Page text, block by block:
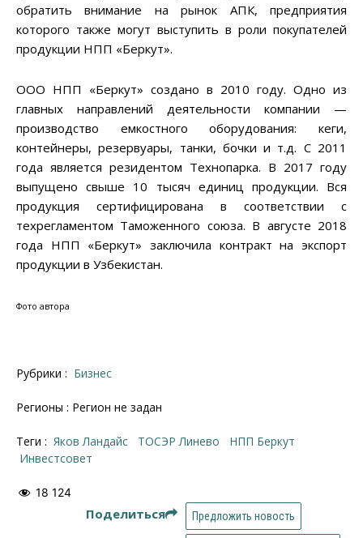
обратить внимание на рынок АПК, предприятия
которого также могут выступить в роли покупателей
продукции НПП «Беркут».
ООО НПП «Беркут» создано в 2010 году. Одно из
главных направлений деятельности компании —
производство емкостного оборудования: кеги,
контейнеры, резервуары, танки, бочки и т.д. С 2011
года является резидентом Технопарка. В 2017 году
выпущено свыше 10 тысяч единиц продукции. Вся
продукция сертифицирована в соответствии с
техрегламентом Таможенного союза. В августе 2018
года НПП «Беркут» заключила контракт на экспорт
продукции в Узбекистан.
Фото автора
Рубрики : Бизнес
Регионы : Регион не задан
Теги : Яков Ландайс ТОСЭР Линево
НПП Беркут
инвестсовет
18 124
Поделиться Предложить новость